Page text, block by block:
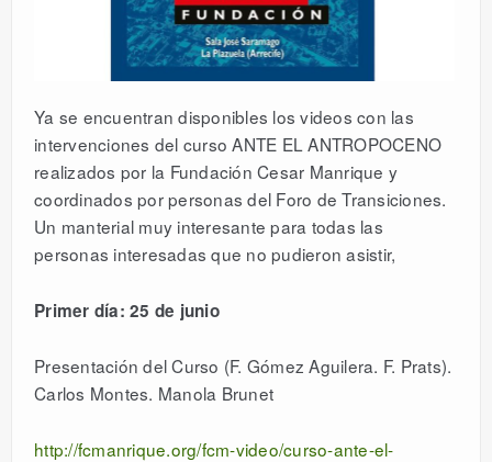
Ya se encuentran disponibles los videos con las
intervenciones del curso ANTE EL ANTROPOCENO
realizados por la Fundación Cesar Manrique y
coordinados por personas del Foro de Transiciones.
Un manterial muy interesante para todas las
personas interesadas que no pudieron asistir,
Primer día: 25 de junio
Presentación del Curso (F. Gómez Aguilera. F. Prats).
Carlos Montes. Manola Brunet
http://fcmanrique.org/fcm-video/curso-ante-el-